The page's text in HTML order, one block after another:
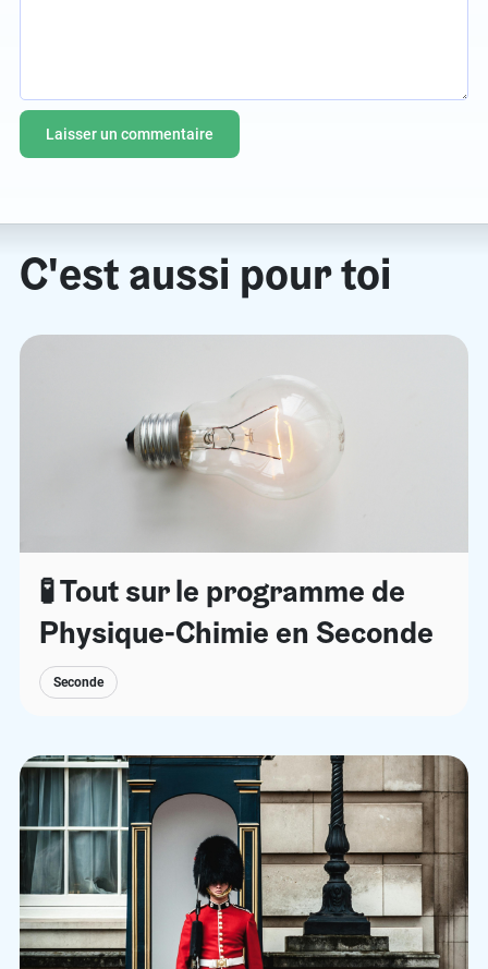
C'est aussi pour toi
🧪 Tout sur le programme de
Physique-Chimie en Seconde
Seconde